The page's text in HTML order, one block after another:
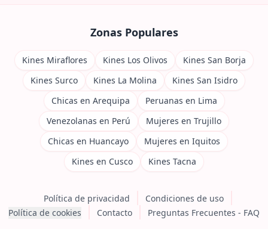
Zonas Populares
Kines Miraflores Kines Los Olivos
Kines San Borja
Kines Surco
Kines La Molina
Kines San Isidro
Chicas en Arequipa
Peruanas en Lima
Venezolanas en Perú
Mujeres en Trujillo
Chicas en Huancayo
Mujeres en Iquitos
Kines en Cusco
Kines Tacna
Política de privacidad
Condiciones de uso
Política de cookies
Contacto Preguntas Frecuentes - FAQ